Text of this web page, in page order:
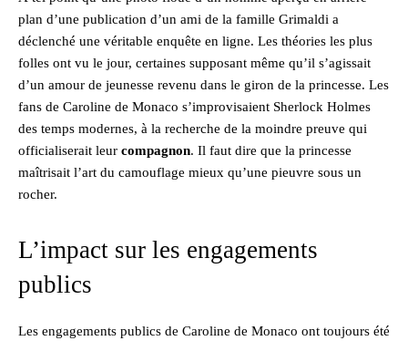
plan d’une publication d’un ami de la famille Grimaldi a
déclenché une véritable enquête en ligne. Les théories les plus
folles ont vu le jour, certaines supposant même qu’il s’agissait
d’un amour de jeunesse revenu dans le giron de la princesse. Les
fans de Caroline de Monaco s’improvisaient Sherlock Holmes
des temps modernes, à la recherche de la moindre preuve qui
officialiserait leur compagnon. Il faut dire que la princesse
maîtrisait l’art du camouflage mieux qu’une pieuvre sous un
rocher.
L’impact sur les engagements
publics
Les engagements publics de Caroline de Monaco ont toujours été